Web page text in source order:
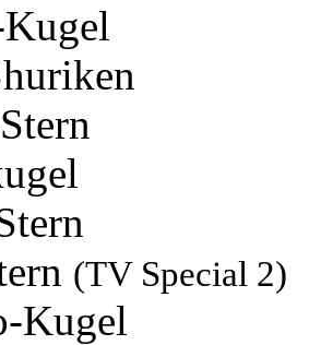
(TV Special 2)
Kugel